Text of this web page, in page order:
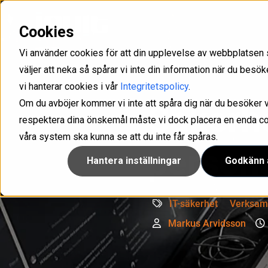
Cookies
Vi använder cookies för att din upplevelse av webbplatsen
väljer att neka så spårar vi inte din information när du
vi hanterar cookies i vår Integritetspolicy.
Om du avböjer kommer vi inte att spåra dig när du besöker
respektera dina önskemål måste vi dock placera en enda
våra system ska kunna se att du inte får spåras.
Hantera inställningar Godkänn
IT-säkerhet
Markus Arvidsson